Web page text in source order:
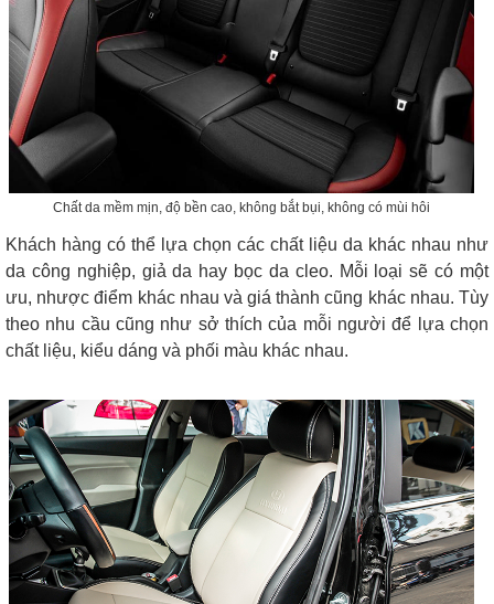
Chất da mềm mịn, độ bền cao, không bắt bụi, không có mùi hôi
Khách hàng có thể lựa chọn các chất liệu da khác nhau như
da công nghiệp, giả da hay bọc da cleo. Mỗi loại sẽ có một
ưu, nhược điểm khác nhau và giá thành cũng khác nhau. Tùy
theo nhu cầu cũng như sở thích của mỗi người để lựa chọn
chất liệu, kiểu dáng và phối màu khác nhau.